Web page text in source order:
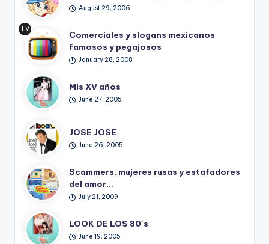
August 29, 2006
TV
Ret
ro
Comerciales y slogans mexicanos
famosos y pegajosos
January 28, 2008
Mis XV años
June 27, 2005
JOSE JOSE
June 26, 2005
Scammers, mujeres rusas y estafadores
del amor…
July 21, 2009
LOOK DE LOS 80´s
June 19, 2005